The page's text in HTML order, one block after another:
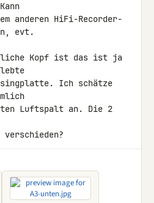
anderen HiFi-Recorder-
evt.
Kopf ist das ist ja
Ich schätze
Luftspalt an. Die 2